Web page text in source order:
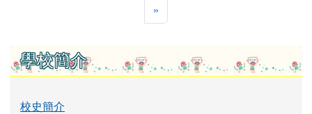
»最後頁
左邊區域內容
學校簡介
校史簡介